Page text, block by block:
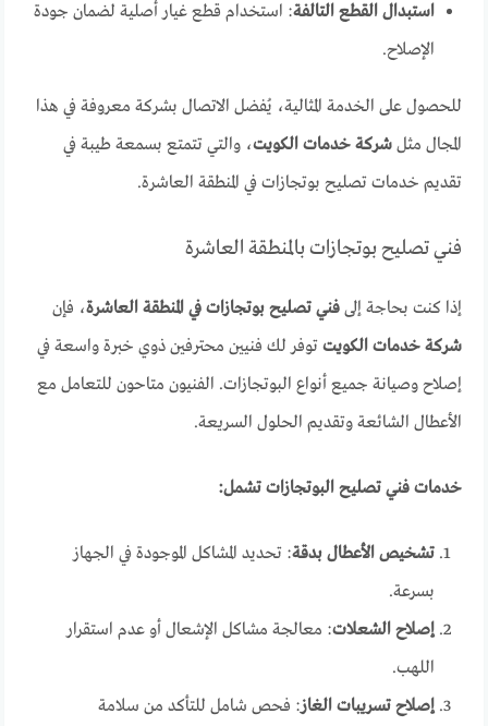
استبدال القطع التالفة: استخدام قطع غيار أصلية لضمان جودة
الإصلاح.
للحصول على الخدمة المثالية، يُفضل الاتصال بشركة معروفة في هذا
المجال مثلشركة خدمات الكويت، والتي تتمتع بسمعة طيبة في
تقديم خدمات تصليح بوتجازات في المنطقة العاشرة.
فني تصليح بوتجازات بالمنطقة العاشرة
إذا كنت بحاجة إلىفني تصليح بوتجازات في المنطقة العاشرة، فإن
شركة خدمات الكويت توفر لك فنيين محترفين ذوي خبرة واسعة في
إصلاح وصيانة جميع أنواع البوتجازات. الفنيون متاحون للتعامل مع
الأعطال الشائعة وتقديم الحلول السريعة.
خدمات فني تصليح البوتجازات تشمل:
تشخيص الأعطال بدقة: تحديد المشاكل الموجودة في الجهاز
بسرعة.
إصلاح الشعلات: معالجة مشاكل الإشعال أو عدم استقرار
اللهب.
إصلاح تسريبات الغاز: فحص شامل للتأكد من سلامة